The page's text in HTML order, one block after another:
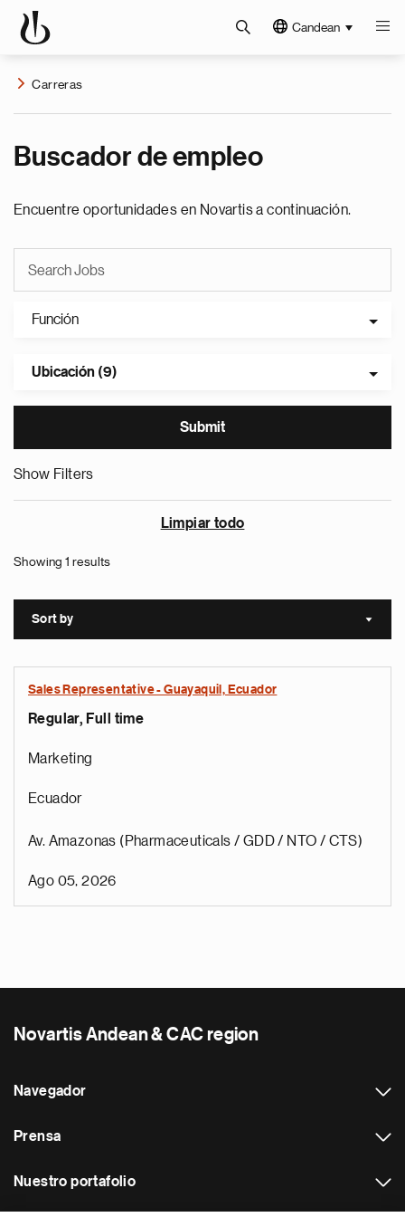
Candean
Carreras
Buscador de empleo
Encuentre oportunidades en Novartis a continuación.
Función
Ubicación (9)
Show Filters
Limpiar todo
Showing 1 results
Sort by Sort
Sales Representative - Guayaquil, Ecuador
Regular, Full time
Marketing
Ecuador
Av. Amazonas (Pharmaceuticals / GDD / NTO / CTS)
Ago 05, 2026
Novartis Andean & CAC region
Navegador
Prensa
Nuestro portafolio